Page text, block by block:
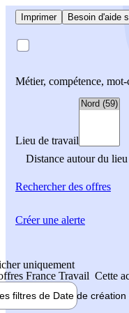
Imprimer Besoin d'aide
Métier, compétence,
Lieu de travail
Distance autour du
Rechercherdes offres
uniquement
France Travail Cette
filtres de Date de création
Créer une alerte